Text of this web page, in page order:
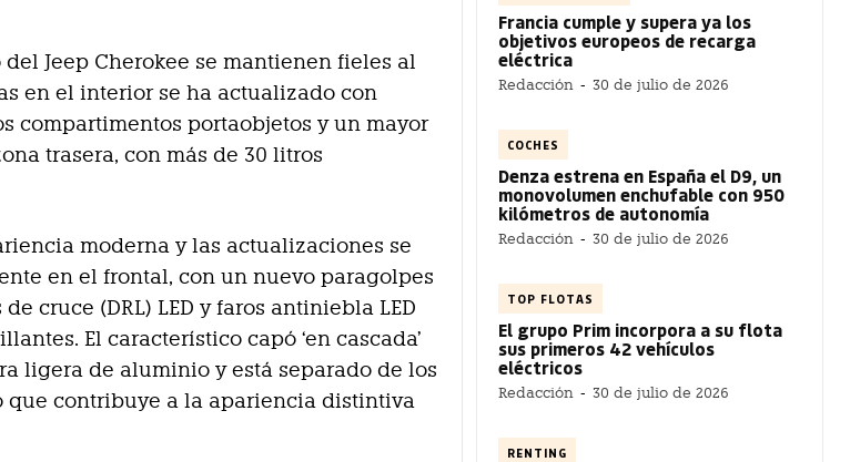
Jeep Cherokee se mantienen fieles al
en el interior se ha actualizado con
compartimentos portaobjetos y un mayor
trasera, con más de 30 litros
moderna y las actualizaciones se
en el frontal, con un nuevo paragolpes
cruce (DRL) LED y faros antiniebla LED
El característico capó ‘en cascada’
ligera de aluminio y está separado de los
que contribuye a la apariencia distintiva
Francia cumple y supera ya los
objetivos europeos de recarga
eléctrica
Redacción - 30 de julio de 2026
COCHES
Denza estrena en España el D9, un
monovolumen enchufable con 950
kilómetros de autonomía
Redacción - 30 de julio de 2026
TOP FLOTAS
El grupo Prim incorpora a su flota
sus primeros 42 vehículos
eléctricos
Redacción - 30 de julio de 2026
RENTING